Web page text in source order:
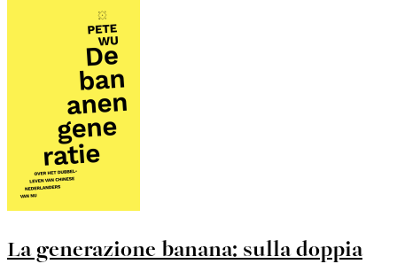
La generazione banana: sulla doppia